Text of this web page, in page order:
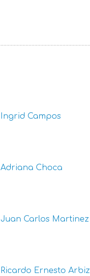
Ingrid Campos
Adriana Choca
Juan Carlos
Ricardo Ernesto